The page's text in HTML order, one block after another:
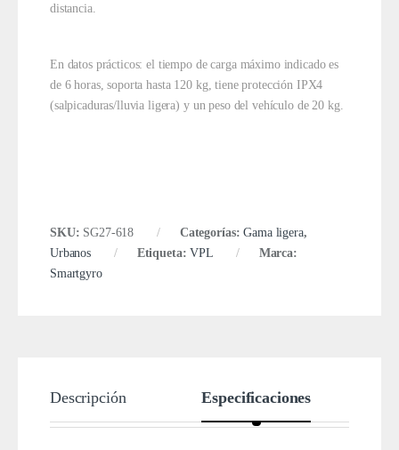
distancia.
En datos prácticos: el tiempo de carga máximo indicado es
de 6 horas, soporta hasta 120 kg, tiene protección IPX4
(salpicaduras/lluvia ligera) y un peso del vehículo de 20 kg.
SKU: SG27-618 Categorías:Gama ligera,
Urbanos
Etiqueta:VPL
Marca:
Smartgyro
Descripción Especificaciones